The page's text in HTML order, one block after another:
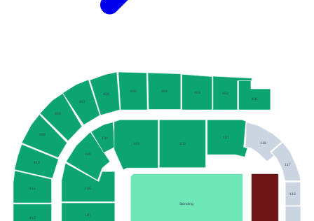
412
411
410
409
408
407
406
405 404 403 402
401
118
117
116
107
106
105
104
103 102
101
Standing